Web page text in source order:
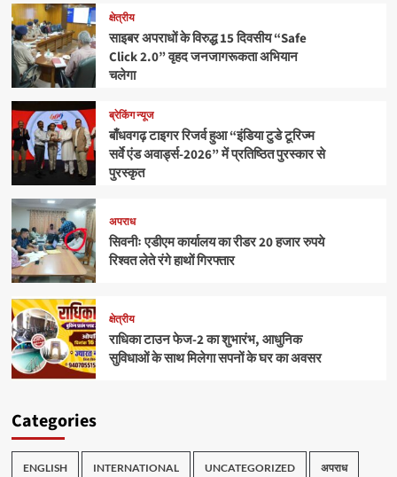
क्षेत्रीय
साइबर अपराधों के विरुद्ध 15 दिवसीय “Safe
Click 2.0” वृहद जनजागरूकता अभियान
चलेगा
ब्रेकिंग न्यूज
बाँधवगढ़ टाइगर रिजर्व हुआ “इंडिया टुडे टूरिज्म
सर्वे एंड अवार्ड्स-2026” में प्रतिष्ठित पुरस्कार से
पुरस्कृत
अपराध
सिवनीः एडीएम कार्यालय का रीडर 20 हजार रुपये
रिश्वत लेते रंगे हाथों गिरफ्तार
क्षेत्रीय
राधिका टाउन फेज-2 का शुभारंभ, आधुनिक
सुविधाओं के साथ मिलेगा सपनों के घर का अवसर
Categories
ENGLISH INTERNATIONAL UNCATEGORIZED अपराध